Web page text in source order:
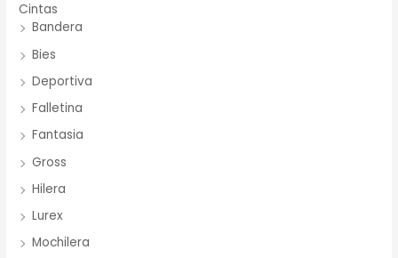
Cintas
Bandera
Bies
Deportiva
Falletina
Fantasia
Gross
Hilera
Lurex
Mochilera